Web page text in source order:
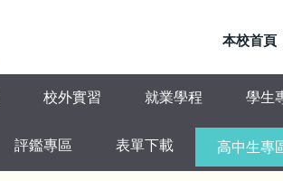
本校首頁
校外實習 就業學程 學生
評鑑專區 表單下載 高中生專